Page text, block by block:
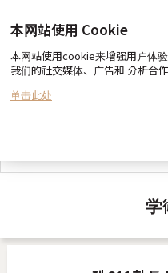
toxnfill 美容医院 向您约定
学
本网站使用 Cookie
本网站使用cookie来增强用户体
我们的社交媒体、广告和 分析合
单击此处